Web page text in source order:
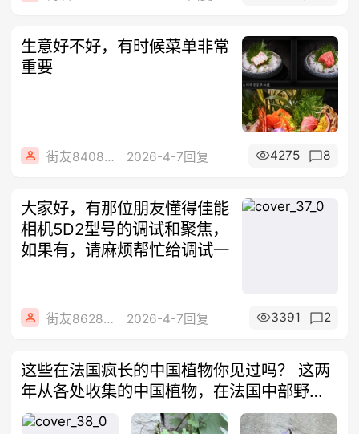
生意好不好，有时候菜单非常
重要
街友84086072 2026-4-7回复 4275 8
大家好，有那位朋友懂得佳能
相机5D2型号的调试和聚焦，
如果有，请麻烦帮忙给调试一
街友86288856 2026-4-7回复 3391 2
这些在法国疯长的中国植物你见过吗？ 这两
年从各处收集的中国植物，在法国中部野蛮
生